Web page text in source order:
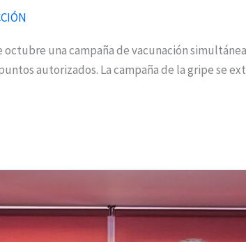
una campaña de vacunación
autorizados. La campaña de la gripe se